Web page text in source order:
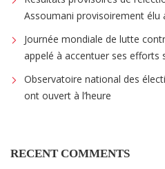
Assoumani provisoirement élu
Journée mondiale de lutte
appelé à accentuer ses efforts
Observatoire national des
ont ouvert à l’heure
RECENT COMMENTS